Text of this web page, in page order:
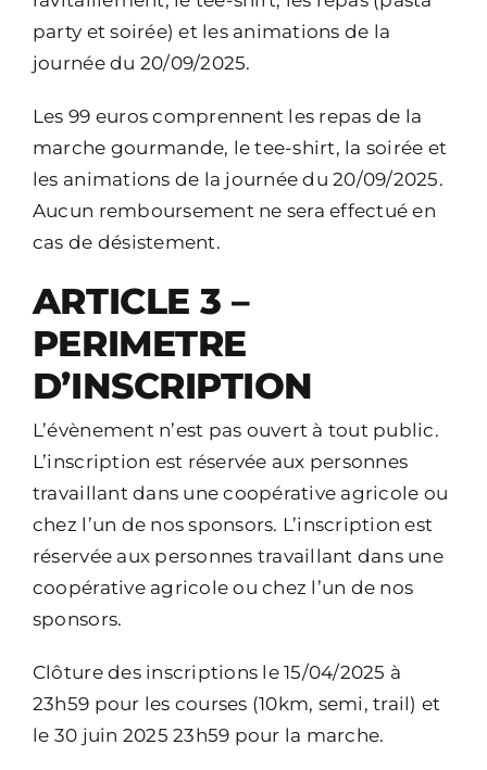
party et soirée) et les animations de la
journée du 20/09/2025.
Les 99 euros comprennent les repas de la
marche gourmande, le tee-shirt, la soirée et
les animations de la journée du 20/09/2025.
Aucun remboursement ne sera effectué en
cas de désistement.
ARTICLE 3 –
PERIMETRE
D’INSCRIPTION
L’évènement n’est pas ouvert à tout public.
L’inscription est réservée aux personnes
travaillant dans une coopérative agricole ou
chez l’un de nos sponsors. L’inscription est
réservée aux personnes travaillant dans une
coopérative agricole ou chez l’un de nos
sponsors.
Clôture des inscriptions le 15/04/2025 à
23h59 pour les courses (10km, semi, trail) et
le 30 juin 2025 23h59 pour la marche.